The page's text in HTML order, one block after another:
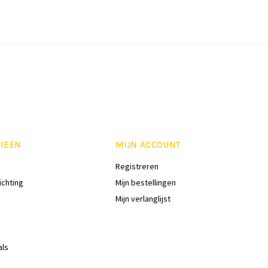
MIJN ACCOUNT
Registreren
Mijn bestellingen
Mijn verlanglijst